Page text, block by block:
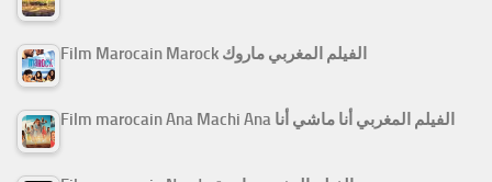
Film Marocain Marock الفيلم المغربي ماروك
Film marocain Ana Machi Ana الفيلم المغربي أنا ماشي أنا